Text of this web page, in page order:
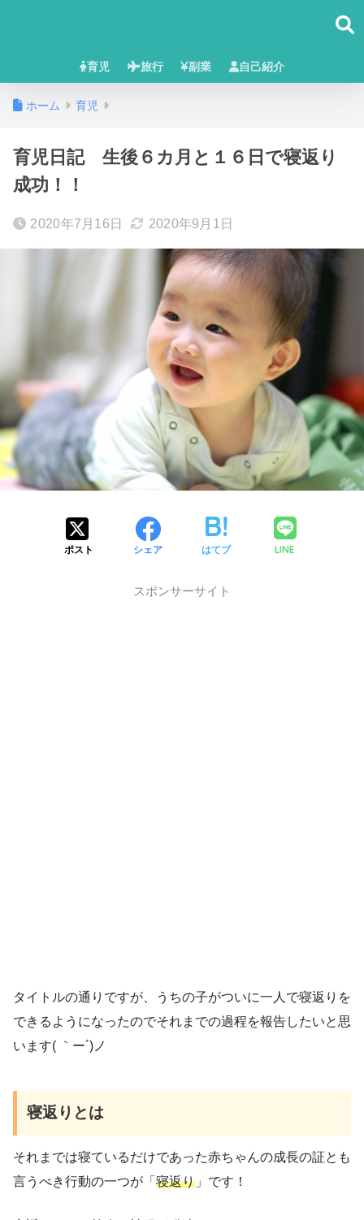
育児 旅行 副業 自己紹介
ホーム 育児
育児日記 生後６カ月と１６日で寝返り
成功！！
2020年7月16日 2020年9月1日
ポスト シェア はてブ LINE
スポンサーサイト
タイトルの通りですが、うちの子がついに一人で寝返りを
できるようになったのでそれまでの過程を報告したいと思
います( ｀ー´)ノ
寝返りとは
それまでは寝ているだけであった赤ちゃんの成長の証とも
言うべき行動の一つが「 寝返り 」です！